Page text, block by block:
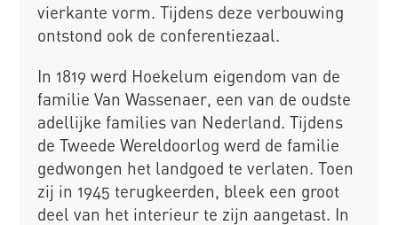
vierkante vorm. Tijdens deze verbouwing
ontstond ook de conferentiezaal.
In 1819 werd Hoekelum eigendom van de
familie Van Wassenaer, een van de oudste
adellijke families van Nederland. Tijdens
de Tweede Wereldoorlog werd de familie
gedwongen het landgoed te verlaten. Toen
zij in 1945 terugkeerden, bleek een groot
deel van het interieur te zijn aangetast. In